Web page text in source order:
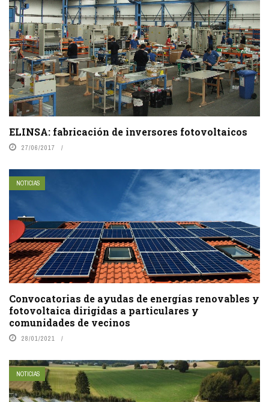
ELINSA: fabricación de inversores fotovoltaicos
27/06/2017
NOTICIAS
Convocatorias de ayudas de energías renovables y
fotovoltaica dirigidas a particulares y
comunidades de vecinos
28/01/2021
NOTICIAS